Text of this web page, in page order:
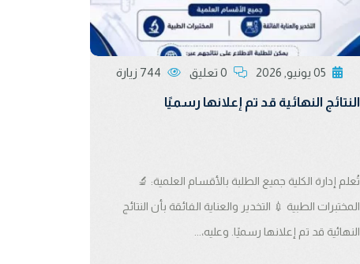
النتائج النهائية قد تم إعلانها رسميًا
تُعلم إدارة الكلية جميع الطلبة بالأقسام العلمية: 🔬
المختبرات الطبية 💉 التخدير والعناية الفائقة بأن النتائج
النهائية قد تم إعلانها رسميًا. وعليه،...